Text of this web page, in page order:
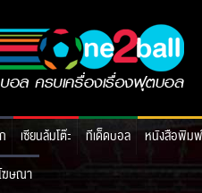
เซียนล้มโต๊ะ ทีเด็ดบอล
หนังสือพิมพ์
ฆษณา